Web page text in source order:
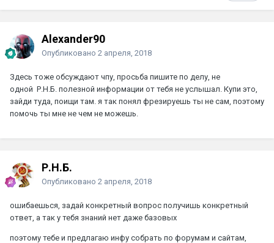
Alexander90
Опубликовано 2 апреля, 2018
Здесь тоже обсуждают чпу, просьба пишите по делу, не
одной Р.Н.Б. полезной информации от тебя не услышал. Купи это,
зайди туда, поищи там. я так понял фрезируешь ты не сам, поэтому
помочь ты мне не чем не можешь.
Р.Н.Б.
Опубликовано 2 апреля, 2018
ошибаешься, задай конкретный вопрос получишь конкретный
ответ, а так у тебя знаний нет даже базовых
поэтому тебе и предлагаю инфу собрать по форумам и сайтам,